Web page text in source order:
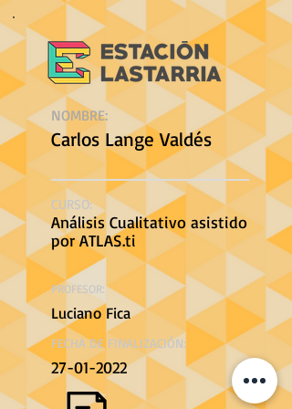
NOMBRE:
Carlos Lange Valdés
CURSO:
Análisis Cualitativo asistido
por ATLAS.ti
PROFESOR:
Luciano Fica
FECHA DE FINALIZACIÓN:
27-01-2022